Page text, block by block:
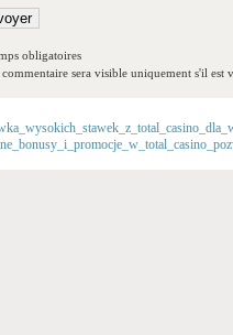
obligatoires
sera visible uniquement s'il est